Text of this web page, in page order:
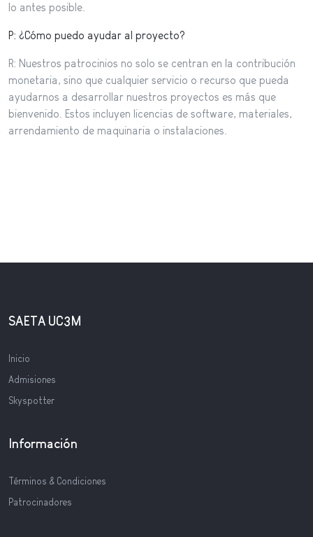
lo antes posible.
P: ¿Cómo puedo ayudar al proyecto?
R: Nuestros patrocinios no solo se centran en la contribución
monetaria, sino que cualquier servicio o recurso que pueda
ayudarnos a desarrollar nuestros proyectos es más que
bienvenido. Estos incluyen licencias de software, materiales,
arrendamiento de maquinaria o instalaciones.
SAETA UC3M
Inicio
Admisiones
Skyspotter
Información
Términos & Condiciones
Patrocinadores